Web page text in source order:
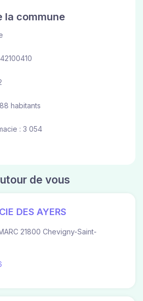
la commune
habitants
: 3 054
de vous
DES AYERS
21800 Chevigny-Saint-